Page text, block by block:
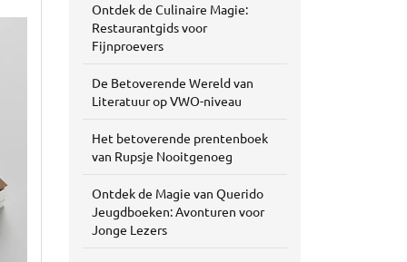
Ontdek de Culinaire Magie:
Restaurantgids voor
Fijnproevers
De Betoverende Wereld van
Literatuur op VWO-niveau
Het betoverende prentenboek
van Rupsje Nooitgenoeg
Ontdek de Magie van Querido
Jeugdboeken: Avonturen voor
Jonge Lezers